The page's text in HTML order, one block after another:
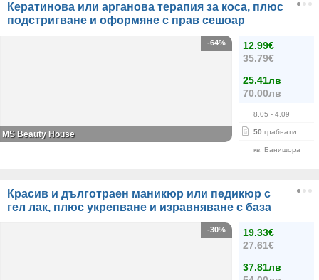
Кератинова или арганова терапия за коса, плюс
подстригване и оформяне с прав сешоар
12.99€
35.79€
25.41лв
70.00лв
8.05 - 4.09
50 грабнати
кв. Банишора
-64%
МS Beauty House
Красив и дълготраен маникюр или педикюр с
гел лак, плюс укрепване и изравняване с база
19.33€
27.61€
37.81лв
-30%